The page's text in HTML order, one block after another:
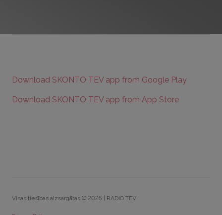
Download SKONTO TEV app from Google Play
Download SKONTO TEV app from App Store
Visas tiesības aizsargātas © 2025 | RADIO TEV